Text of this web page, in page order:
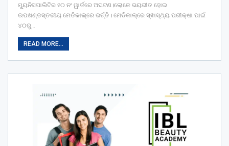
ମ୍ୟୁନିସପାଲିଟିର ୧୦ ନଂ ୱାର୍ଡରେ ଅଘଟଣ।ଲୋକେ ଭୟଭୀତ ହୋଇ
ଉପଖଣ୍ଡସ୍ତରୀୟ ମେଡିକାଲ୍‌ରେ ଭର୍ତ୍ତି। ମେଡିକାଲ୍‌ରେ ସ୍ଵାସ୍ଥ୍ୟ ପରୀକ୍ଷା ପାଇଁ
୪୦ରୁ…
READ MORE...